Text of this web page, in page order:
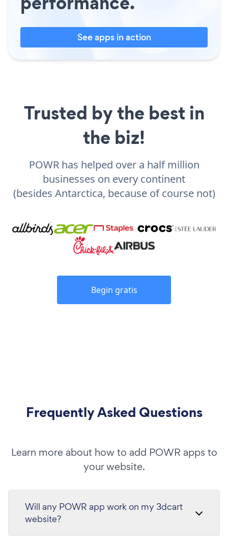
See apps in action
Trusted by the best in
the biz!
POWR has helped over a half million
businesses on every continent
(besides Antarctica, because of course not)
Begin gratis
Frequently Asked Questions
Learn more about how to add POWR apps to
your website.
Will any POWR app work on my 3dcart
website?